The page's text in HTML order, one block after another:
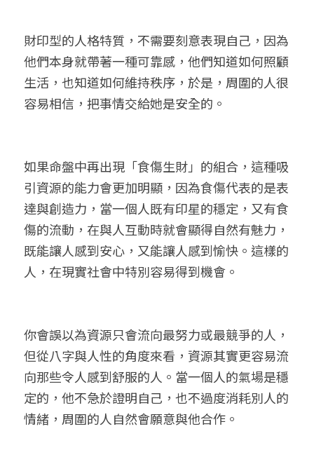
財印型的人格特質，不需要刻意表現自己，因為
他們本身就帶著一種可靠感，他們知道如何照顧
生活，也知道如何維持秩序，於是，周圍的人很
容易相信，把事情交給她是安全的。
如果命盤中再出現「食傷生財」的組合，這種吸
引資源的能力會更加明顯，因為食傷代表的是表
達與創造力，當一個人既有印星的穩定，又有食
傷的流動，在與人互動時就會顯得自然有魅力，
既能讓人感到安心，又能讓人感到愉快。這樣的
人，在現實社會中特別容易得到機會。
你會誤以為資源只會流向最努力或最競爭的人，
但從八字與人性的角度來看，資源其實更容易流
向那些令人感到舒服的人。當一個人的氣場是穩
定的，他不急於證明自己，也不過度消耗別人的
情緒，周圍的人自然會願意與他合作。